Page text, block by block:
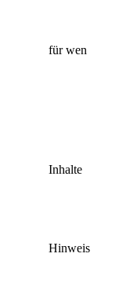
für wen
Inhalte
Hinweis